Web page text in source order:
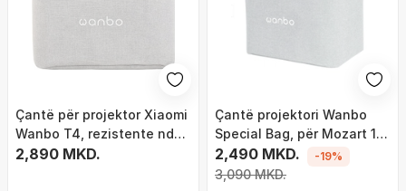
Çantë për projektor Xiaomi
Wanbo T4, rezistente ndaj
goditjeve, gri
2,890 MKD.
Çantë projektori Wanbo
Special Bag, për Mozart 1
Mozart 1 Pro DaVinci 1 Pro,
gri e hapur
2,490 MKD.
3,090 MKD.
-19%